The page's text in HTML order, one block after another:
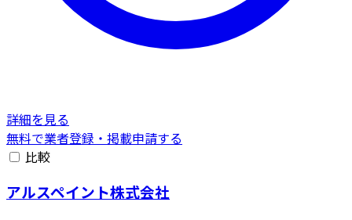
詳細を見る
無料で業者登録・掲載申請する
比較
アルスペイント株式会社